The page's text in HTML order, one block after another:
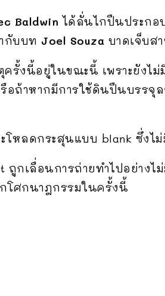
Baldwin ได้ลั่นไกปืนประกอ
กับบท Joel Souza บาดเจ็บส
รั้งนี้อยู่ในขณะนี้ เพราะยังไ
อถ้าหากมีการใช้ดินปืนบรรจุ
หลดกระสุนแบบ blank ซึ่งไม่
ถูกเลื่อนการถ่ายทำไปอย่า
โศกนาฎกรรมในครั้งนี้